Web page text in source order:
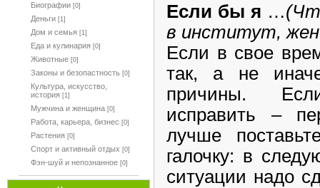
Биографии [0]
Деньги [1]
Дом и семья [1]
Еда и кулинария [0]
Животные [0]
Законы и безопастность [0]
Культура, искусство,
история [1]
Мужчина и женщина [0]
Работа, карьера, бизнес [0]
Растения [0]
Спорт и активный отдых [0]
Фэн-шуй и непознанное [0]
Если бы я …
в институт,
Если в свое
так, а не
причины.
исправить –
лучше
галочку: в
ситуации надо